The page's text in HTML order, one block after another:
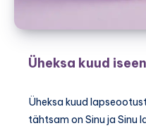
Üheksa kuud
Üheksa kuud
tähtsam on Sinu ja Sinu